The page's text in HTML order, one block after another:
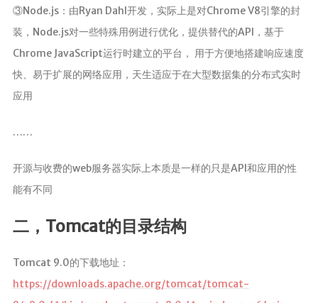
③Node.js：由Ryan Dahl开发，实际上是对Chrome V8引擎的封
装，Node.js对一些特殊用例进行优化，提供替代的API，基于
Chrome JavaScript运行时建立的平台， 用于方便地搭建响应速度
快、易于扩展的网络应用，天生适应于在大型数据集的分布式实时
应用
……
开源与收费的web服务器实际上本质是一样的只是API和应用的性
能有不同
二，Tomcat的目录结构
Tomcat 9.0的下载地址：
https://downloads.apache.org/tomcat/tomcat-
Zookeeper
Dubbo
Mysql
部署